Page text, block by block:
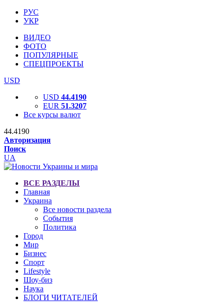
РУС
УКР
ВИДЕО
ФОТО
ПОПУЛЯРНЫЕ
СПЕЦПРОЕКТЫ
USD
USD 44.4190
EUR 51.3207
Все курсы валют
44.4190
Авторизация
Поиск
UA
ВСЕ РАЗДЕЛЫ
Главная
Украина
Все новости раздела
События
Политика
Город
Мир
Бизнес
Спорт
Lifestyle
Шоу-биз
Наука
БЛОГИ ЧИТАТЕЛЕЙ